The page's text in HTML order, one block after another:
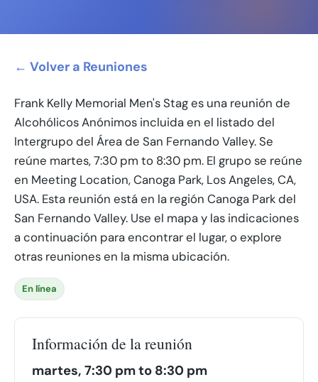
← Volver a Reuniones
Frank Kelly Memorial Men's Stag es una reunión de
Alcohólicos Anónimos incluida en el listado del
Intergrupo del Área de San Fernando Valley. Se
reúne martes, 7:30 pm to 8:30 pm. El grupo se reúne
en Meeting Location, Canoga Park, Los Angeles, CA,
USA. Esta reunión está en la región Canoga Park del
San Fernando Valley. Use el mapa y las indicaciones
a continuación para encontrar el lugar, o explore
otras reuniones en la misma ubicación.
En línea
Información de la reunión
martes, 7:30 pm to 8:30 pm